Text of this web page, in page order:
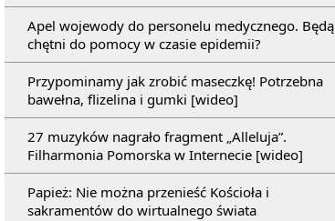
Apel wojewody do personelu medycznego. Będą
chętni do pomocy w czasie epidemii?
Przypominamy jak zrobić maseczkę! Potrzebna
bawełna, flizelina i gumki [wideo]
27 muzyków nagrało fragment „Alleluja”.
Filharmonia Pomorska w Internecie [wideo]
Papież: Nie można przenieść Kościoła i
sakramentów do wirtualnego świata